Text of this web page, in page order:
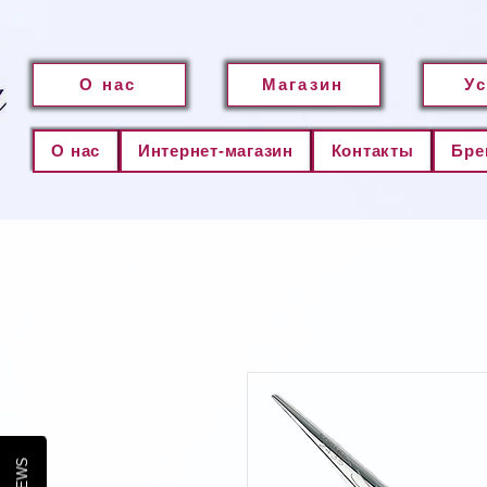
О нас Магазин
О нас Интернет-магазин Контакты